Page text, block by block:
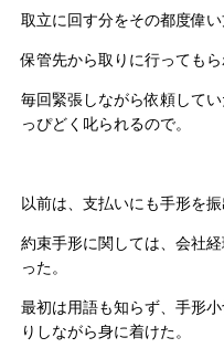
取立に回す分をその都度偉い
保管先から取りに行ってもら
毎回緊張しながら依頼して
っぴどく叱られるので。
以前は、支払いにも手形を
約束手形に関しては、会社
った。
最初は用語も知らず、手形
りしながら身に着けた。